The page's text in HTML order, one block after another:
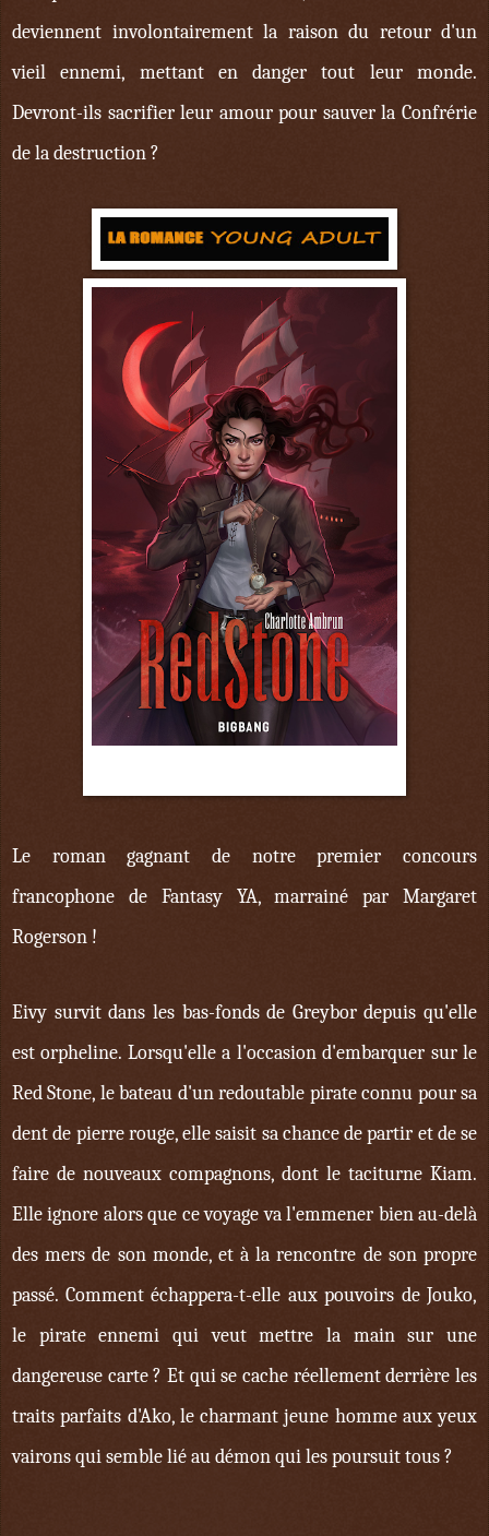
deviennent involontairement la raison du retour d'un
vieil ennemi, mettant en danger tout leur monde.
Devront-ils sacrifier leur amour pour sauver la Confrérie
de la destruction ?
Le roman gagnant de notre premier concours
francophone de Fantasy YA, marrainé par Margaret
Rogerson !
Eivy survit dans les bas-fonds de Greybor depuis qu'elle
est orpheline. Lorsqu'elle a l'occasion d'embarquer sur le
Red Stone, le bateau d'un redoutable pirate connu pour sa
dent de pierre rouge, elle saisit sa chance de partir et de se
faire de nouveaux compagnons, dont le taciturne Kiam.
Elle ignore alors que ce voyage va l'emmener bien au-delà
des mers de son monde, et à la rencontre de son propre
passé. Comment échappera-t-elle aux pouvoirs de Jouko,
le pirate ennemi qui veut mettre la main sur une
dangereuse carte ? Et qui se cache réellement derrière les
traits parfaits d'Ako, le charmant jeune homme aux yeux
vairons qui semble lié au démon qui les poursuit tous ?